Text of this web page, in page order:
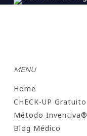
MENU
Home
CHECK-UP Gratuito
Método Inventiva®
Blog Médico